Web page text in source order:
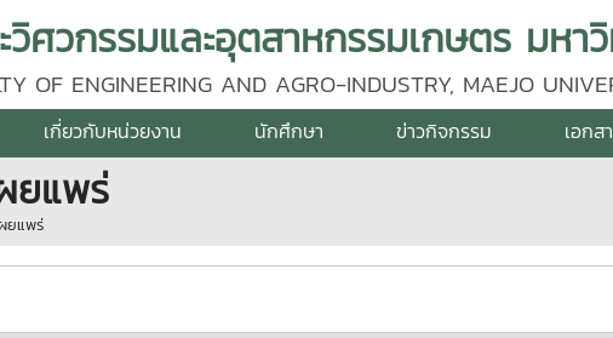
ศวกรรมและอุตสาหกรรมเกษตร มหา
OF ENGINEERING AND AGRO-INDUSTRY, MAEJO
เกี่ยวกับหน่วยงาน นักศึกษา ข่าวกิจกรรม เอกส
ยแพร่
ยแพร่